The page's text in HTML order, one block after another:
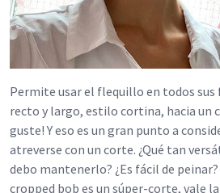
Permite usar el flequillo en todos
recto y largo, estilo cortina, hacia un
guste! Y eso es un gran punto a
atreverse con un corte. ¿Qué tan
debo mantenerlo? ¿Es fácil de
cropped bob es un súper-corte, vale